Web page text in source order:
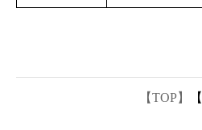
【TOP】 【